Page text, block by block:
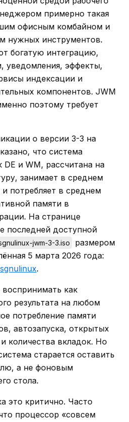
примерно такая
офисным комбайном и
нужных инструментов.
богатую интеграцию,
уведомления, эффекты,
индексации и
компонентов. JWM
поэтому требует
о версии 3-3 на
что система
DE и WM, рассчитана на
занимает в среднем
потребляет в среднем
памяти в
На странице
последней доступной
jwm-3-3.iso
размером
5 марта 2026 года:
.
как
результата на любом
потребление памяти
автозапуска, открытых
количества вкладок. Но
старается оставить
а не фоновым
стола.
это критично. Часто
процессор «совсем